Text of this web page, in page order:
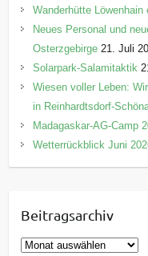
Wanderhütte Löwenhain
Neues Personal und
Osterzgebirge 21. Juli
Solarpark-Salamitaktik
Wiesen voller Leben:
in Reinhardtsdorf-
Madagaskar-AG-Camp
Wetterrückblick Juni
Beitragsarchiv
B